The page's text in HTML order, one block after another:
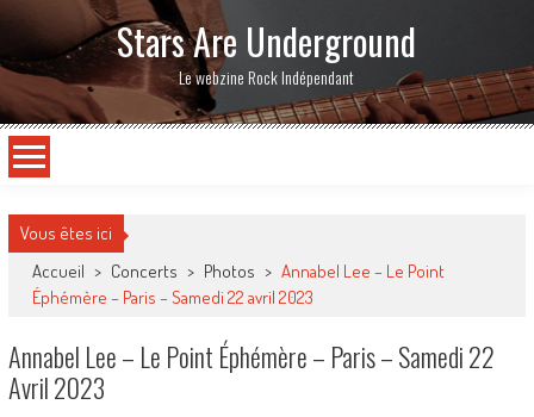
Stars Are Underground
Le webzine Rock Indépendant
Vous êtes ici
Accueil > Concerts > Photos > Annabel Lee – Le Point
Éphémère – Paris – Samedi 22 avril 2023
Annabel Lee – Le Point Éphémère – Paris – Samedi 22
Avril 2023